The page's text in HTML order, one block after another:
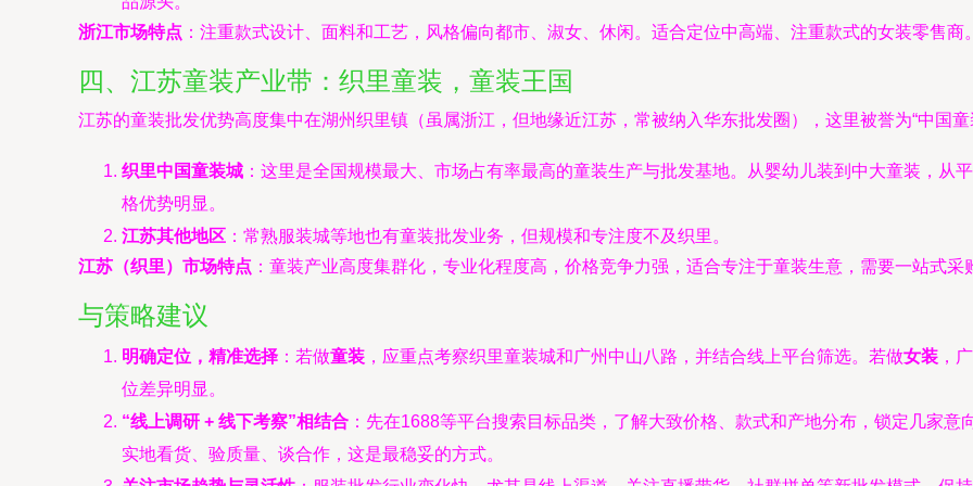
浙江市场特点 ：注重款式设计、面料和工艺，风格偏向都市、淑女、休闲。适合定位中高端、注重款式的女装零售商
四、江苏童装产业带：织里童装，童装王国
江苏的童装批发优势高度集中在湖州织里镇（虽属浙江，但地缘近江苏，常被纳入华东批发圈），这里被誉为“中国童
织里中国童装城 ：这里是全国规模最大、市场占有率最高的童装生产与批发基地。从婴幼儿装到中大童装，从
格优势明显。
江苏其他地区 ：常熟服装城等地也有童装批发业务，但规模和专注度不及织里。
江苏（织里）市场特点 ：童装产业高度集群化，专业化程度高，价格竞争力强，适合专注于童装生意，需要一站式
与策略建议
明确定位，精准选择 ：若做童装 ，应重点考察织里童装城和广州中山八路，并结合线上平台筛选。若做女装 ，
位差异明显。
“线上调研 + 线下考察”相结合 ：先在1688等平台搜索目标品类，了解大致价格、款式和产地分布，锁定几家
实地看货、验质量、谈合作，这是最稳妥的方式。